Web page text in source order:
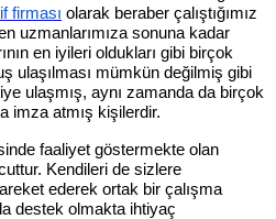
firması olarak beraber çalıştığımız
uzmanlarımıza sonuna kadar
en iyileri oldukları gibi birçok
ulaşılması mümkün değilmiş gibi
ulaşmış, aynı zamanda da birçok
imza atmış kişilerdir.
faaliyet göstermekte olan
Kendileri de sizlere
ederek ortak bir çalışma
destek olmakta ihtiyaç